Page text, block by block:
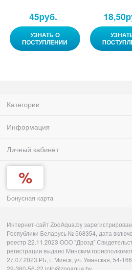
45руб.
УЗНАТЬ О
ПОСТУПЛЕНИИ
18,50
Категории
Информация
Личный кабинет
Бонусная карта
Интернет-сайт ZooAqua.by
Республики Беларусь № 568354, дата
реестр 22.11.2023 ООО "Дрозд"
регистрации выдано Минским
27.07.2023 РБ, г. Минск, ул. Уманская, 54-
29-360-56-22 info@zooaqua.by